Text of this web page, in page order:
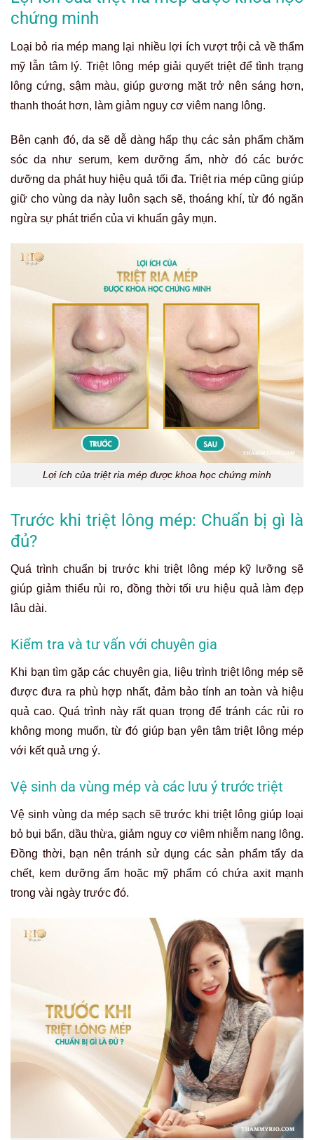
chứng minh
Loại bỏ ria mép mang lại nhiều lợi ích vượt trội cả về thẩm
mỹ lẫn tâm lý. Triệt lông mép giải quyết triệt để tình trạng
lông cứng, sậm màu, giúp gương mặt trở nên sáng hơn,
thanh thoát hơn, làm giảm nguy cơ viêm nang lông.
Bên cạnh đó, da sẽ dễ dàng hấp thụ các sản phẩm chăm
sóc da như serum, kem dưỡng ẩm, nhờ đó các bước
dưỡng da phát huy hiệu quả tối đa. Triệt ria mép cũng giúp
giữ cho vùng da này luôn sạch sẽ, thoáng khí, từ đó ngăn
ngừa sự phát triển của vi khuẩn gây mụn.
Lợi ích của triệt ria mép được khoa học chứng minh
Trước khi triệt lông mép: Chuẩn bị gì là
đủ?
Quá trình chuẩn bị trước khi triệt lông mép kỹ lưỡng sẽ
giúp giảm thiểu rủi ro, đồng thời tối ưu hiệu quả làm đẹp
lâu dài.
Kiểm tra và tư vấn với chuyên gia
Khi bạn tìm gặp các chuyên gia, liệu trình triệt lông mép sẽ
được đưa ra phù hợp nhất, đảm bảo tính an toàn và hiệu
quả cao. Quá trình này rất quan trọng để tránh các rủi ro
không mong muốn, từ đó giúp bạn yên tâm triệt lông mép
với kết quả ưng ý.
Vệ sinh da vùng mép và các lưu ý trước triệt
Vệ sinh vùng da mép sạch sẽ trước khi triệt lông giúp loại
bỏ bụi bẩn, dầu thừa, giảm nguy cơ viêm nhiễm nang lông.
Đồng thời, bạn nên tránh sử dụng các sản phẩm tẩy da
chết, kem dưỡng ẩm hoặc mỹ phẩm có chứa axit mạnh
trong vài ngày trước đó.